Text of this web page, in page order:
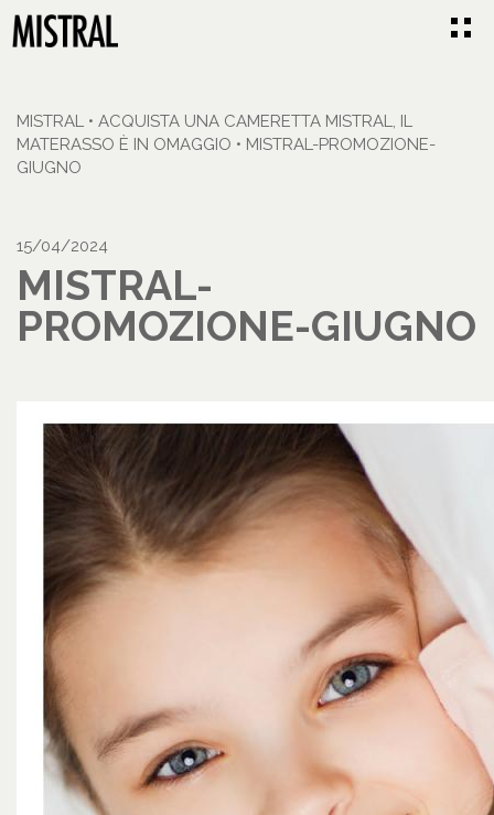
MISTRAL • ACQUISTA UNA CAMERETTA MISTRAL, IL
MATERASSO È IN OMAGGIO • MISTRAL-PROMOZIONE-
GIUGNO
15/04/2024
MISTRAL-
PROMOZIONE-GIUGNO